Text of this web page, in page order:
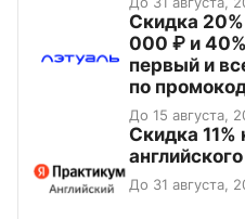
Скидка
000 ₽ и
первый и
по
До 15 августа,
Скидка 11%
английского
До 31 августа,